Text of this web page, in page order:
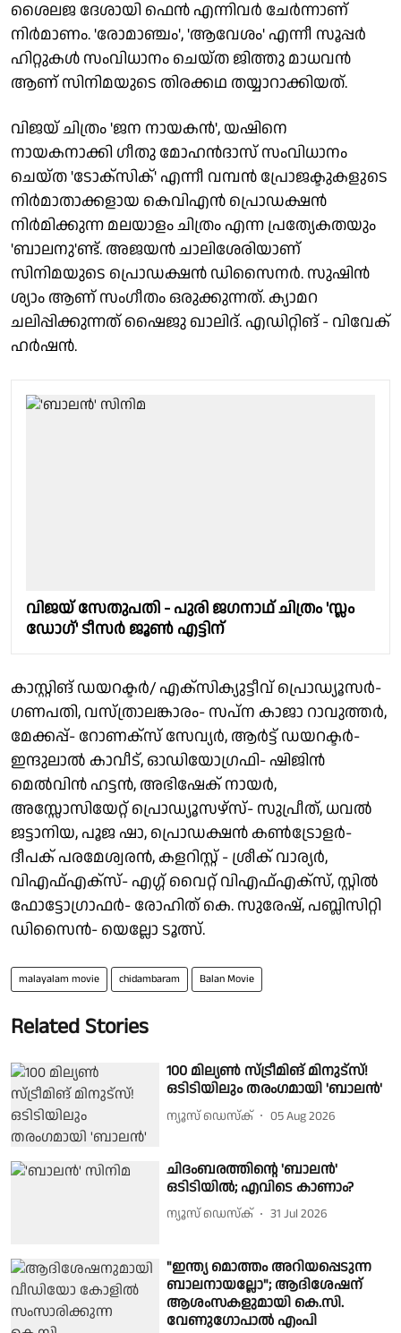
ശൈലജ ദേശായി ഫെൻ എന്നിവർ ചേർന്നാണ്
നിർമാണം. 'രോമാഞ്ചം', 'ആവേശം' എന്നീ സൂപ്പർ
ഹിറ്റുകൾ സംവിധാനം ചെയ്ത ജിത്തു മാധവൻ
ആണ് സിനിമയുടെ തിരക്കഥ തയ്യാറാക്കിയത്.
വിജയ് ചിത്രം 'ജന നായകൻ', യഷിനെ
നായകനാക്കി ഗീതു മോഹൻദാസ് സംവിധാനം
ചെയ്ത 'ടോക്സിക്' എന്നീ വമ്പൻ പ്രോജക്ടുകളുടെ
നിർമാതാക്കളായ കെവിഎൻ പ്രൊഡക്ഷൻ
നിർമിക്കുന്ന മലയാളം ചിത്രം എന്ന പ്രത്യേകതയും
'ബാലനു'ണ്ട്. അജയൻ ചാലിശേരിയാണ്
സിനിമയുടെ പ്രൊഡക്ഷൻ ഡിസൈനർ. സുഷിൻ
ശ്യാം ആണ് സംഗീതം ഒരുക്കുന്നത്. ക്യാമറ
ചലിപ്പിക്കുന്നത് ഷൈജു ഖാലിദ്. എഡിറ്റിങ് - വിവേക്
ഹർഷൻ.
വിജയ് സേതുപതി - പുരി ജഗനാഥ് ചിത്രം 'സ്ലം
ഡോഗ്' ടീസർ ജൂൺ എട്ടിന്
കാസ്റ്റിങ് ഡയറക്ടർ/ എക്‌സിക്യുട്ടീവ് പ്രൊഡ്യൂസർ-
ഗണപതി, വസ്ത്രാലങ്കാരം- സപ്ന കാജാ റാവുത്തർ,
മേക്കപ്പ്- റോണക്‌സ് സേവ്യർ, ആർട്ട് ഡയറക്ടർ-
ഇന്ദുലാൽ കാവീട്, ഓഡിയോഗ്രഫി- ഷിജിൻ
മെൽവിൻ ഹട്ടൻ, അഭിഷേക് നായർ,
അസ്സോസിയേറ്റ് പ്രൊഡ്യൂസഴ്‌സ്- സുപ്രീത്, ധവൽ
ജട്ടാനിയ, പൂജ ഷാ, പ്രൊഡക്ഷൻ കൺട്രോളർ-
ദീപക് പരമേശ്വരൻ, കളറിസ്റ്റ് - ശ്രീക് വാര്യർ,
വിഎഫ്എക്‌സ്- എഗ്ഗ് വൈറ്റ് വിഎഫ്എക്‌സ്, സ്റ്റിൽ
ഫോട്ടോഗ്രാഫർ- രോഹിത് കെ. സുരേഷ്, പബ്ലിസിറ്റി
ഡിസൈൻ- യെല്ലോ ടൂത്സ്.
malayalam movie chidambaram Balan Movie
Related Stories
100 മില്യൺ സ്ട്രീമിങ് മിനുട്സ്!
ഒടിടിയിലും തരംഗമായി 'ബാലൻ'
ന്യൂസ് ഡെസ്ക് 05 Aug 2026
ചിദംബരത്തിന്റെ 'ബാലൻ'
ഒടിടിയിൽ; എവിടെ കാണാം?
ന്യൂസ് ഡെസ്ക് 31 Jul 2026
"ഇന്ത്യ മൊത്തം അറിയപ്പെടുന്ന
ബാലനായല്ലോ"; ആദിശേഷന്
ആശംസകളുമായി കെ.സി.
വേണുഗോപാൽ എംപി